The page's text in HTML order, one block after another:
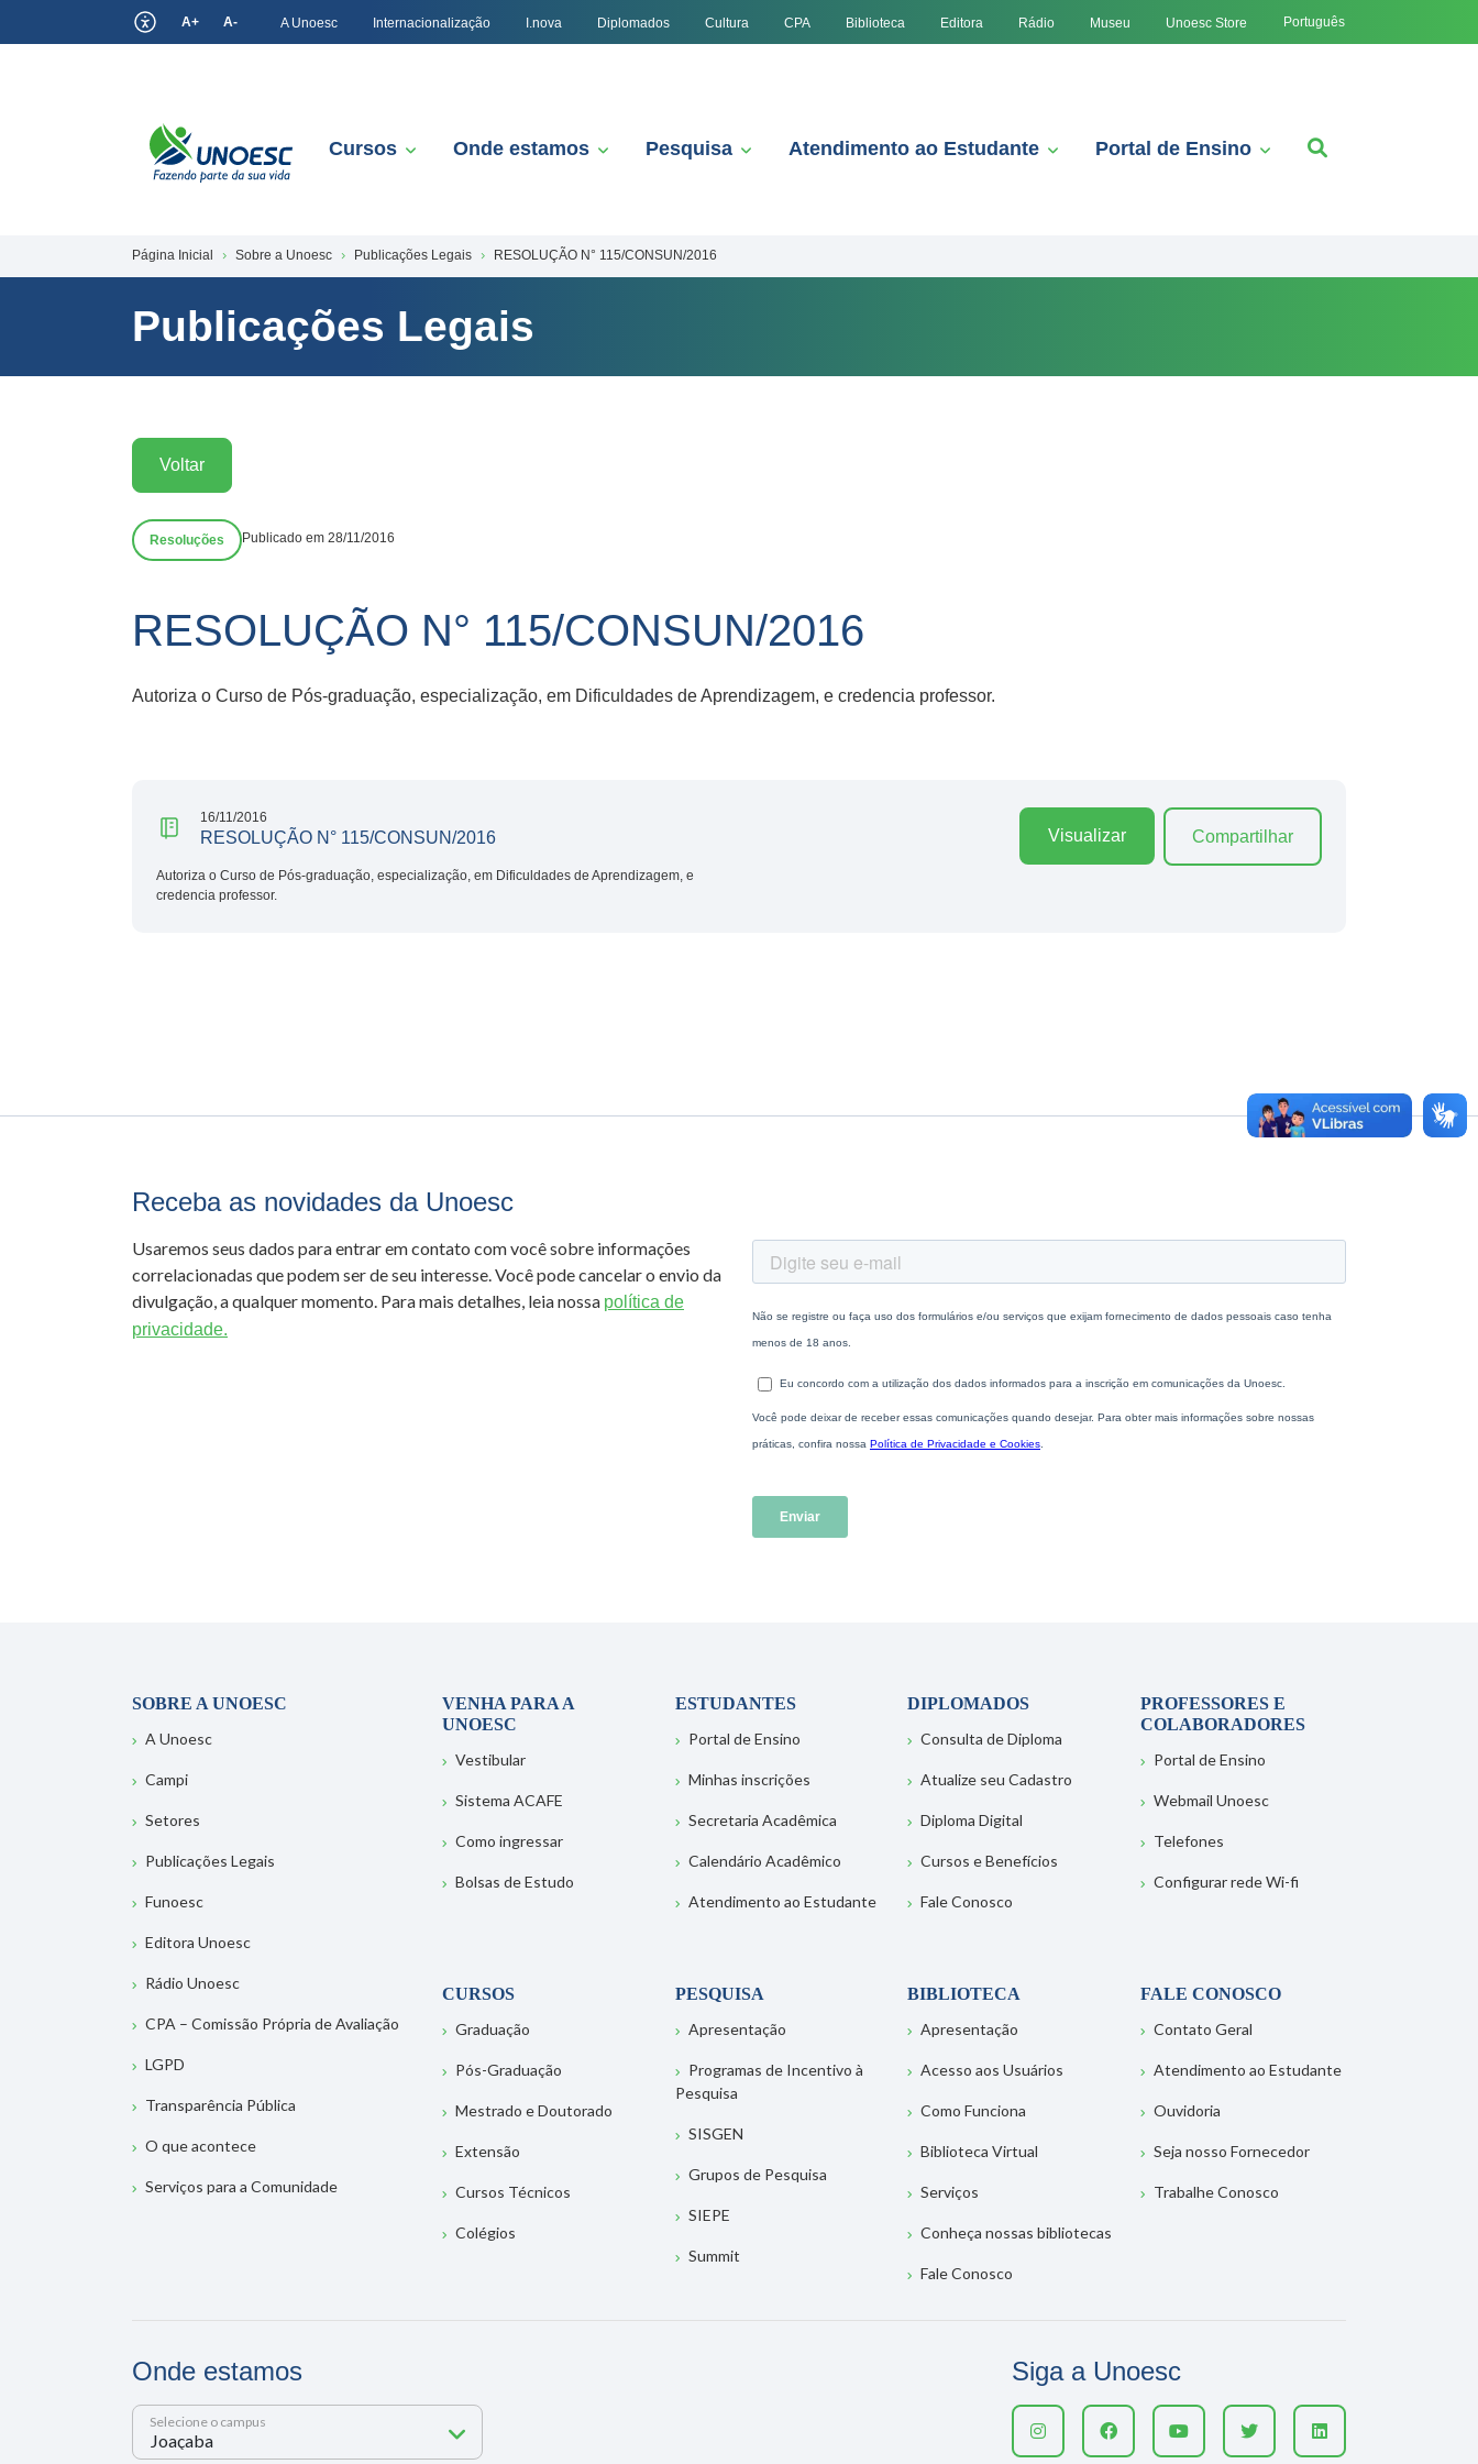
A+ A- A Unoesc Internacionalização I.nova Diplomados Cultura CPA Biblioteca Editora Rádio Museu Unoesc Store Português
Cursos Onde estamos Pesquisa Atendimento ao Estudante Portal de Ensino
Página Inicial Sobre a Unoesc Publicações Legais RESOLUÇÃO N° 115/CONSUN/2016
Publicações Legais
Voltar
Resoluções Publicado em 28/11/2016
RESOLUÇÃO N° 115/CONSUN/2016
Autoriza o Curso de Pós-graduação, especialização, em Dificuldades de Aprendizagem, e credencia professor.
16/11/2016
RESOLUÇÃO N° 115/CONSUN/2016
Autoriza o Curso de Pós-graduação, especialização, em Dificuldades de Aprendizagem, e
credencia professor.
Visualizar Compartilhar
Receba as novidades da Unoesc
Usaremos seus dados para entrar em contato com você sobre informações
correlacionadas que podem ser de seu interesse. Você pode cancelar o envio da
divulgação, a qualquer momento. Para mais detalhes, leia nossa política de
privacidade.
SOBRE A UNOESC
A Unoesc
Campi
Setores
Publicações Legais
Funoesc
Editora Unoesc
Rádio Unoesc
CPA – Comissão Própria de Avaliação
LGPD
Transparência Pública
O que acontece
Serviços para a Comunidade
VENHA PARA A
UNOESC
Vestibular
Sistema ACAFE
Como ingressar
Bolsas de Estudo
ESTUDANTES
Portal de Ensino
Minhas inscrições
Secretaria Acadêmica
Calendário Acadêmico
Atendimento ao Estudante
DIPLOMADOS
Consulta de Diploma
Atualize seu Cadastro
Diploma Digital
Cursos e Benefícios
Fale Conosco
PROFESSORES E
COLABORADORES
Portal de Ensino
Webmail Unoesc
Telefones
Configurar rede Wi-fi
CURSOS
Graduação
Pós-Graduação
Mestrado e Doutorado
Extensão
Cursos Técnicos
Colégios
PESQUISA
Apresentação
Programas de Incentivo à
Pesquisa
SISGEN
Grupos de Pesquisa
SIEPE
Summit
BIBLIOTECA
Apresentação
Acesso aos Usuários
Como Funciona
Biblioteca Virtual
Serviços
Conheça nossas bibliotecas
Fale Conosco
FALE CONOSCO
Contato Geral
Atendimento ao Estudante
Ouvidoria
Seja nosso Fornecedor
Trabalhe Conosco
Onde estamos
Selecione o campus
Siga a Unoesc